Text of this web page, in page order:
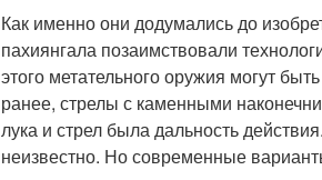
Как именно они додумались до
пахиянгала позаимствовали
этого метательного оружия могут
ранее, стрелы с каменными
лука и стрел была дальность
неизвестно. Но современные